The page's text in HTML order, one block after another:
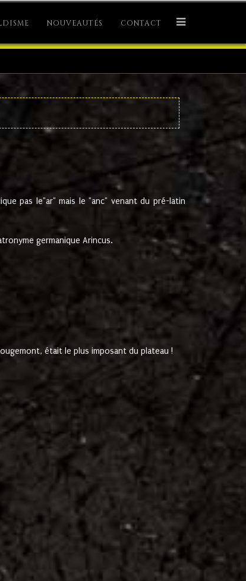
NOUVEAUTÉS CONTACT
pas le"ar" mais le "anc" venant du pré-latin
germanique Arincus.
était le plus imposant du plateau !